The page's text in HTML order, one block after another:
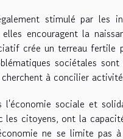
stimulé par les
encouragent la
crée un terreau fertile
sociétales
à concilier
l'économie sociale et
citoyens, ont la
ne se limite pas